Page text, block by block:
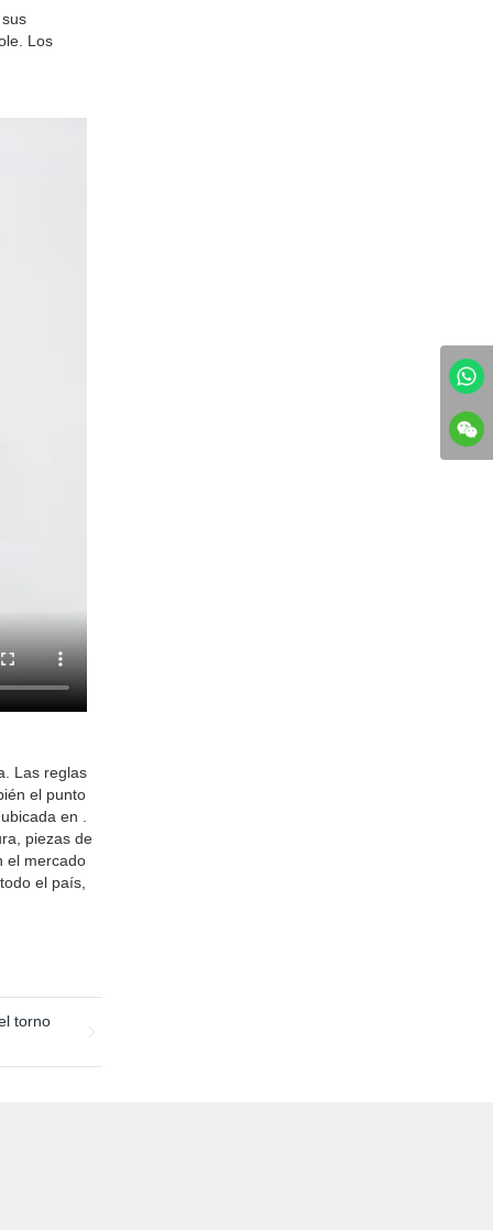
Los
Las reglas
el punto
en .
piezas de
el mercado
el país,
torno